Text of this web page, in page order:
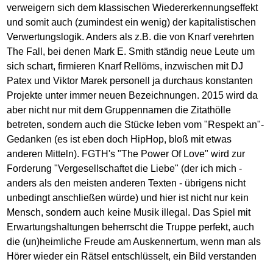
verweigern sich dem klassischen Wiedererkennungseffekt
und somit auch (zumindest ein wenig) der kapitalistischen
Verwertungslogik. Anders als z.B. die von Knarf verehrten
The Fall, bei denen Mark E. Smith ständig neue Leute um
sich schart, firmieren Knarf Rellöms, inzwischen mit DJ
Patex und Viktor Marek personell ja durchaus konstanten
Projekte unter immer neuen Bezeichnungen. 2015 wird da
aber nicht nur mit dem Gruppennamen die Zitathölle
betreten, sondern auch die Stücke leben vom "Respekt an"-
Gedanken (es ist eben doch HipHop, bloß mit etwas
anderen Mitteln). FGTH's "The Power Of Love" wird zur
Forderung "Vergesellschaftet die Liebe" (der ich mich -
anders als den meisten anderen Texten - übrigens nicht
unbedingt anschließen würde) und hier ist nicht nur kein
Mensch, sondern auch keine Musik illegal. Das Spiel mit
Erwartungshaltungen beherrscht die Truppe perfekt, auch
die (un)heimliche Freude am Auskennertum, wenn man als
Hörer wieder ein Rätsel entschlüsselt, ein Bild verstanden